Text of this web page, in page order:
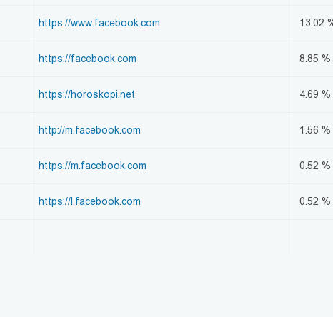
https://www.facebook.com 13.02
https://facebook.com 8.85 %
https://horoskopi.net 4.69 %
http://m.facebook.com 1.56 %
https://m.facebook.com 0.52 %
https://l.facebook.com 0.52 %